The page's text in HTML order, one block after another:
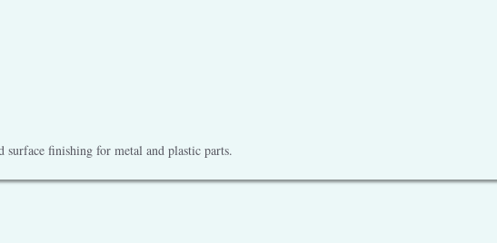
finishing for metal and plastic parts.